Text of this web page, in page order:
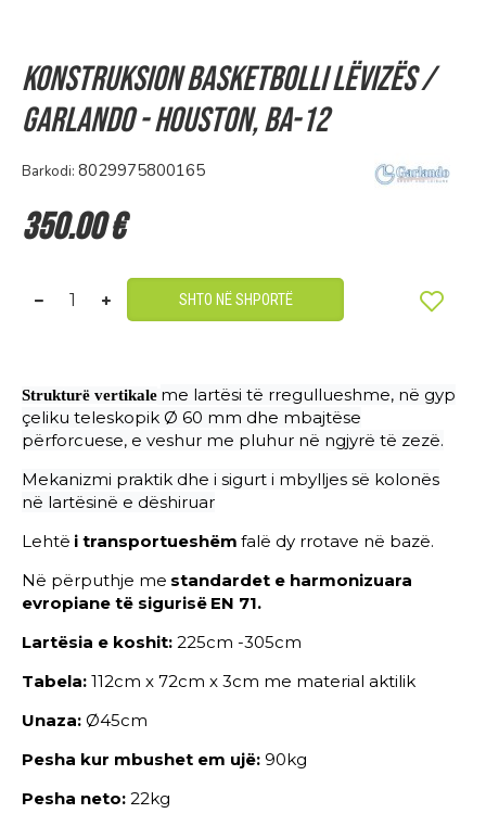
Konstruksion basketbolli lëvizës /
Garlando - Houston, BA-12
Barkodi: 8029975800165
350.00 €
SHTO NË SHPORTË
Strukturë vertikale me lartësi të rregullueshme, në gyp
çeliku teleskopik Ø 60 mm dhe mbajtëse
përforcuese, e veshur me pluhur në ngjyrë të zezë.
Mekanizmi praktik dhe i sigurt i mbylljes së kolonës
në lartësinë e dëshiruar
Lehtë i transportueshëm falë dy rrotave në bazë.
Në përputhje me standardet e harmonizuara
evropiane të sigurisë EN 71.
Lartësia e koshit: 225cm -305cm
Tabela: 112cm x 72cm x 3cm me material aktilik
Unaza: Ø45cm
Pesha kur mbushet em ujë: 90kg
Pesha neto: 22kg